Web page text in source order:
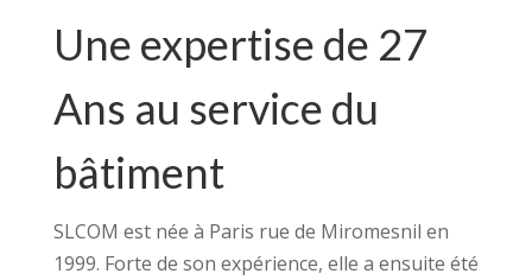
Une expertise de 27
Ans au service du
bâtiment
SLCOM est née à Paris rue de Miromesnil en
1999. Forte de son expérience, elle a ensuite été